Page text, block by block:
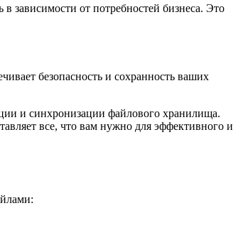
зависимости от потребностей бизнеса. Это
безопасность и сохранность ваших
и синхронизации файлового хранилища.
все, что вам нужно для эффективного и